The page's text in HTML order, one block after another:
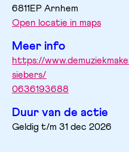
6811EP Arnhem
Open locatie in maps
Meer info
https://
siebers/
0636193688
Duur van de actie
Geldig t/m 31 dec 2026